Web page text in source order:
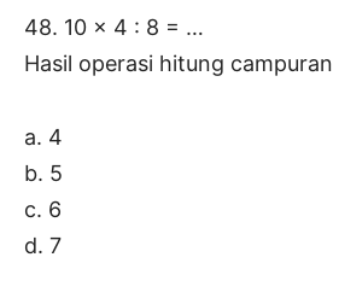
48. 10 x 4 : 8 = …
Hasil operasi hitung
a. 4
b. 5
c. 6
d. 7